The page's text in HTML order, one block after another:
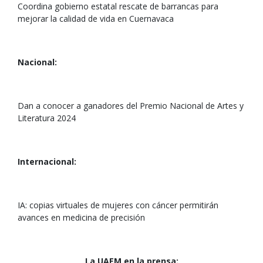
Coordina gobierno estatal rescate de barrancas para
mejorar la calidad de vida en Cuernavaca
Nacional:
Dan a conocer a ganadores del Premio Nacional de Artes y
Literatura 2024
Internacional:
IA: copias virtuales de mujeres con cáncer permitirán
avances en medicina de precisión